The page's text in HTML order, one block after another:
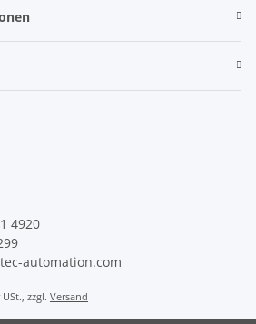
4920
automation.com
zzgl. Versand